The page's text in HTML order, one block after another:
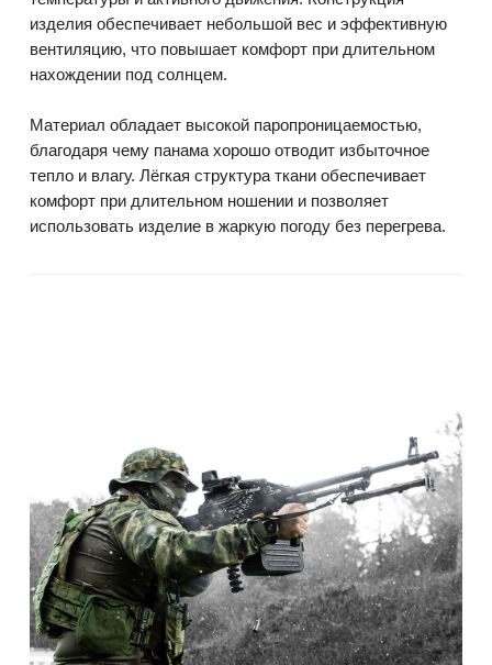
изделия обеспечивает небольшой вес и эффективную
вентиляцию, что повышает комфорт при длительном
нахождении под солнцем.
Материал обладает высокой паропроницаемостью,
благодаря чему панама хорошо отводит избыточное
тепло и влагу. Лёгкая структура ткани обеспечивает
комфорт при длительном ношении и позволяет
использовать изделие в жаркую погоду без перегрева.